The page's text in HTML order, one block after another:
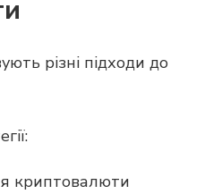
різні підходи до
криптовалюти